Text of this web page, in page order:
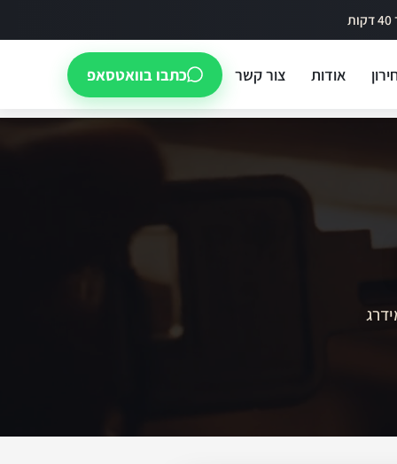
אודות צור קשר כתבו בוואטסאפ